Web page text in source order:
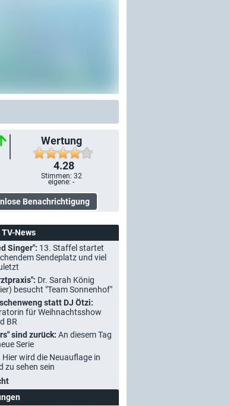
Wertung
4.28
Stimmen: 32
eigene: -
News
Singer": 13. Staffel startet
Sendeplatz und viel
Dr. Sarah König
besucht "Team Sonnenhof"
statt DJ Ötzi:
für Weihnachtsshow
BR
sind zurück: An diesem Tag
Serie
Hier wird die Neuauflage in
zu sehen sein